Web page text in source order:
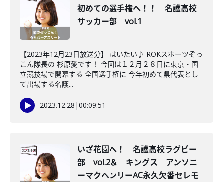
初めての選手権へ！！ 名護高校
サッカー部 vol.1
【2023年12月23日放送分】 はいたい♪ ROKスポーツぞっ
こん隊長の 杉原愛です！ 今回は１２月２８日に東京・国
立競技場で開幕する 全国選手権に 今年初めて県代表とし
て出場する名護...
2023.12.28 |00:09:51
いざ花園へ！ 名護高校ラグビー
部 vol.2＆ キングス アンソニ
ーマクヘンリーAC永久欠番セレモ